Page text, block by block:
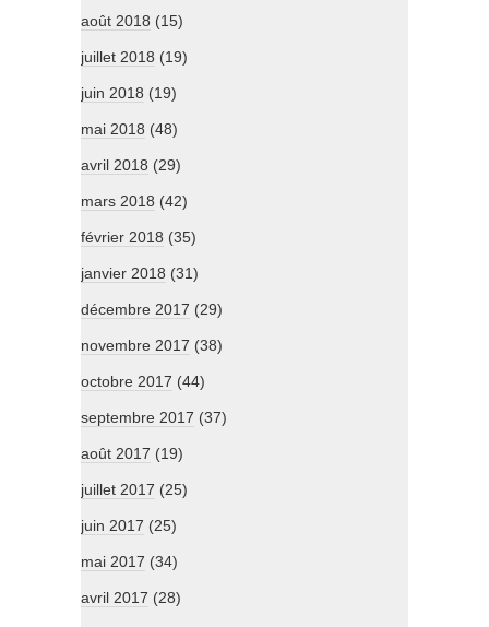
août 2018 (15)
juillet 2018 (19)
juin 2018 (19)
mai 2018 (48)
avril 2018 (29)
mars 2018 (42)
février 2018 (35)
janvier 2018 (31)
décembre 2017 (29)
novembre 2017 (38)
octobre 2017 (44)
septembre 2017 (37)
août 2017 (19)
juillet 2017 (25)
juin 2017 (25)
mai 2017 (34)
avril 2017 (28)